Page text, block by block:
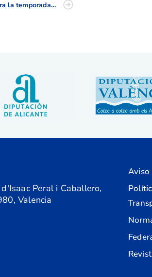
Jordi García del Moral cierra la temporada del Alps con el primer puesto en la Orden de Mérito 2020
Peral i Caballero,
Valencia
Aviso